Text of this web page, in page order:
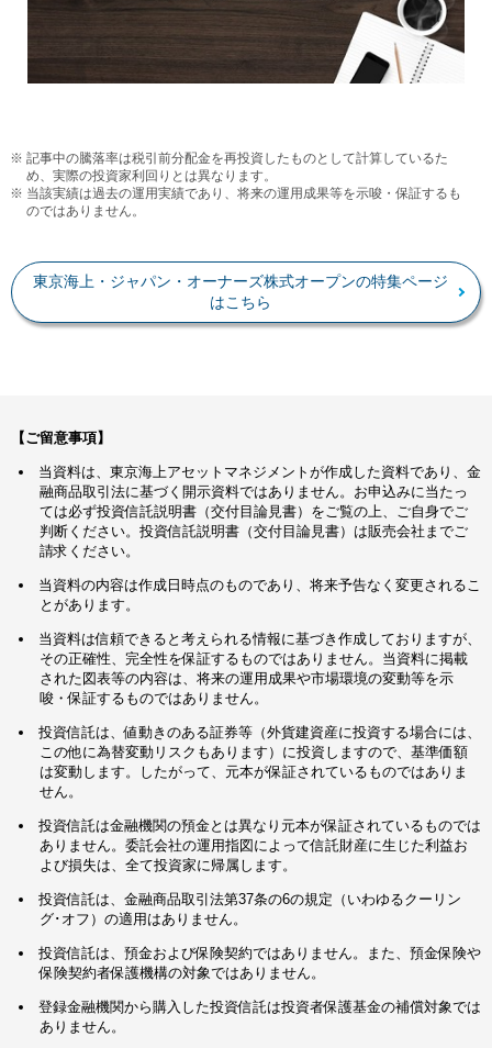
※ 記事中の騰落率は税引前分配金を再投資したものとして計算しているた
め、実際の投資家利回りとは異なります。
※ 当該実績は過去の運用実績であり、将来の運用成果等を示唆・保証するも
のではありません。
東京海上・ジャパン・オーナーズ株式オープンの特集ページ
はこちら
【ご留意事項】
当資料は、東京海上アセットマネジメントが作成した資料であり、金
融商品取引法に基づく開示資料ではありません。お申込みに当たっ
ては必ず投資信託説明書（交付目論見書）をご覧の上、ご自身でご
判断ください。投資信託説明書（交付目論見書）は販売会社までご
請求ください。
当資料の内容は作成日時点のものであり、将来予告なく変更されるこ
とがあります。
当資料は信頼できると考えられる情報に基づき作成しておりますが、
その正確性、完全性を保証するものではありません。当資料に掲載
された図表等の内容は、将来の運用成果や市場環境の変動等を示
唆・保証するものではありません。
投資信託は、値動きのある証券等（外貨建資産に投資する場合には、
この他に為替変動リスクもあります）に投資しますので、基準価額
は変動します。したがって、元本が保証されているものではありま
せん。
投資信託は金融機関の預金とは異なり元本が保証されているものでは
ありません。委託会社の運用指図によって信託財産に生じた利益お
よび損失は、全て投資家に帰属します。
投資信託は、金融商品取引法第37条の6の規定（いわゆるクーリン
グ･オフ）の適用はありません。
投資信託は、預金および保険契約ではありません。また、預金保険や
保険契約者保護機構の対象ではありません。
登録金融機関から購入した投資信託は投資者保護基金の補償対象では
ありません。